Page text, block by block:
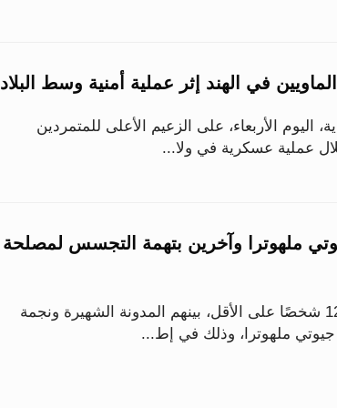
في الهند إثر عملية أمنية وسط البلاد
اليوم الأربعاء، على الزعيم الأعلى للمتمردين
عملية عسكرية في ولا...
ملهوترا وآخرين بتهمة التجسس لمصلحة
اعتقلت السلطات الهندية 12 شخصًا على الأقل، بينهم المدونة الشهيرة ونجمة
ملهوترا، وذلك في إط...